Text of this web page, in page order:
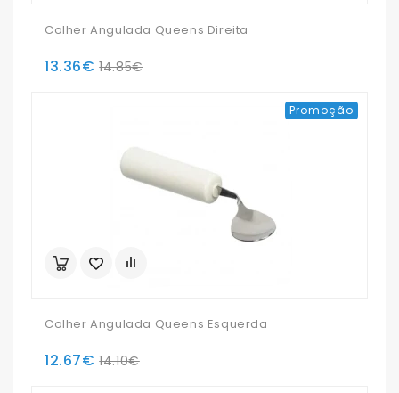
Colher Angulada Queens Direita
13.36€ 14.85€
Promoção
Colher Angulada Queens Esquerda
12.67€ 14.10€